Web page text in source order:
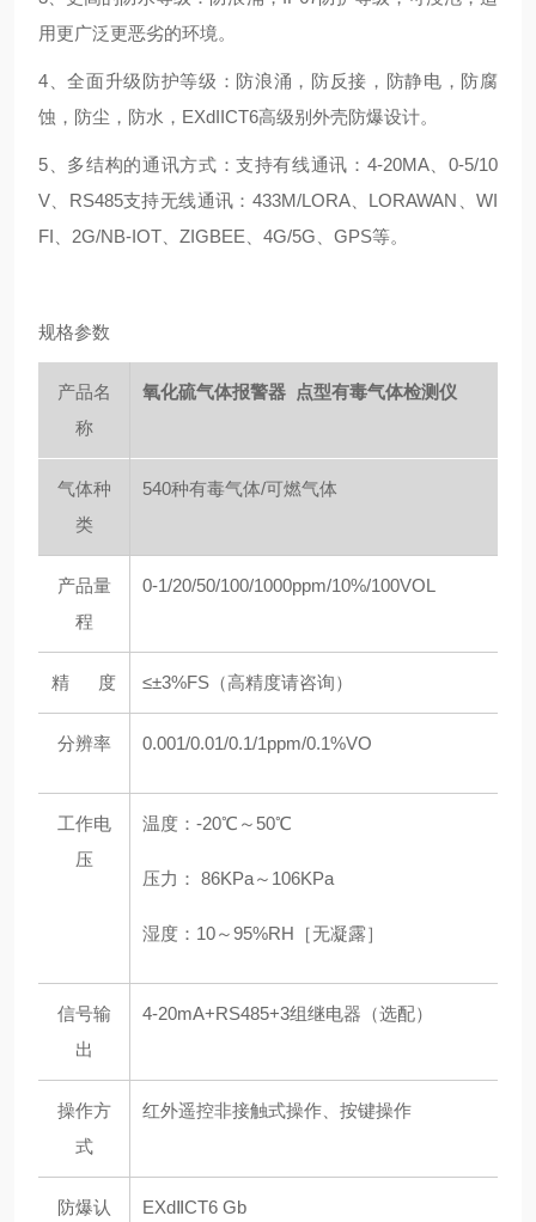
用更广泛更恶劣的环境。
4、全面升级防护等级：防浪涌，防反接，防静电，防腐
蚀，防尘，防水，EXdIICT6高级别外壳防爆设计。
5、多结构的通讯方式：支持有线通讯：4-20MA、0-5/10
V、RS485支持无线通讯：433M/LORA、LORAWAN、WI
FI、2G/NB-IOT、ZIGBEE、4G/5G、GPS等。
规格参数
产品名
称
氧化硫气体报警器 点型有毒气体检测仪
气体种
类
540种有毒气体/可燃气体
产品量
程
0-1/20/50/100/1000ppm/10%/100VOL
精 度 ≤±3%FS（高精度请咨询）
分辨率 0.001/0.01/0.1/1ppm/0.1%VO
工作电
压
温度：-20℃～50℃
压力： 86KPa～106KPa
湿度：10～95%RH［无凝露］
信号输
出
4-20mA+RS485+3组继电器（选配）
操作方
式
红外遥控非接触式操作、按键操作
防爆认
EXdⅡCT6 Gb